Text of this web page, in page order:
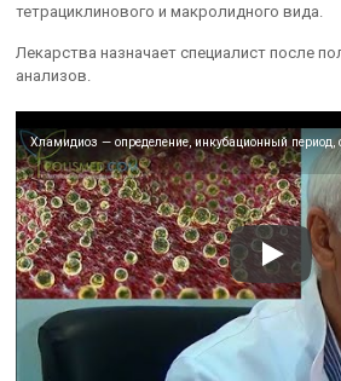
тетрациклинового и макролидного вида.
Лекарства назначает специалист после
анализов.
Хламидиоз — определение, инкубационный